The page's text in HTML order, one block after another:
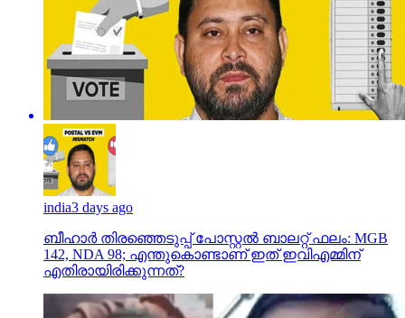
india3 days ago
ബീഹാർ തിരഞ്ഞെടുപ്പ് പോസ്റ്റൽ ബാലറ്റ് ഫലം: MGB
142, NDA 98; എന്തുകൊണ്ടാണ് ഇത് ഇവിഎമ്മിന്
എതിരായിരിക്കുന്നത്?